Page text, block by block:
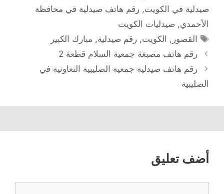
صيدلية في الكويت, رقم هاتف صيدلية في محافظة
الأحمدي, صيدليات الكويت
الوسوم
القصور , الكويت,رقم صيدلية, مبارك الكبير
رقم هاتف مصبغة جمعية السلام قطعة 2
رقم هاتف صيدلية جمعیة الصلیبیة التعاونیة في
الصليبية
أضف تعليق